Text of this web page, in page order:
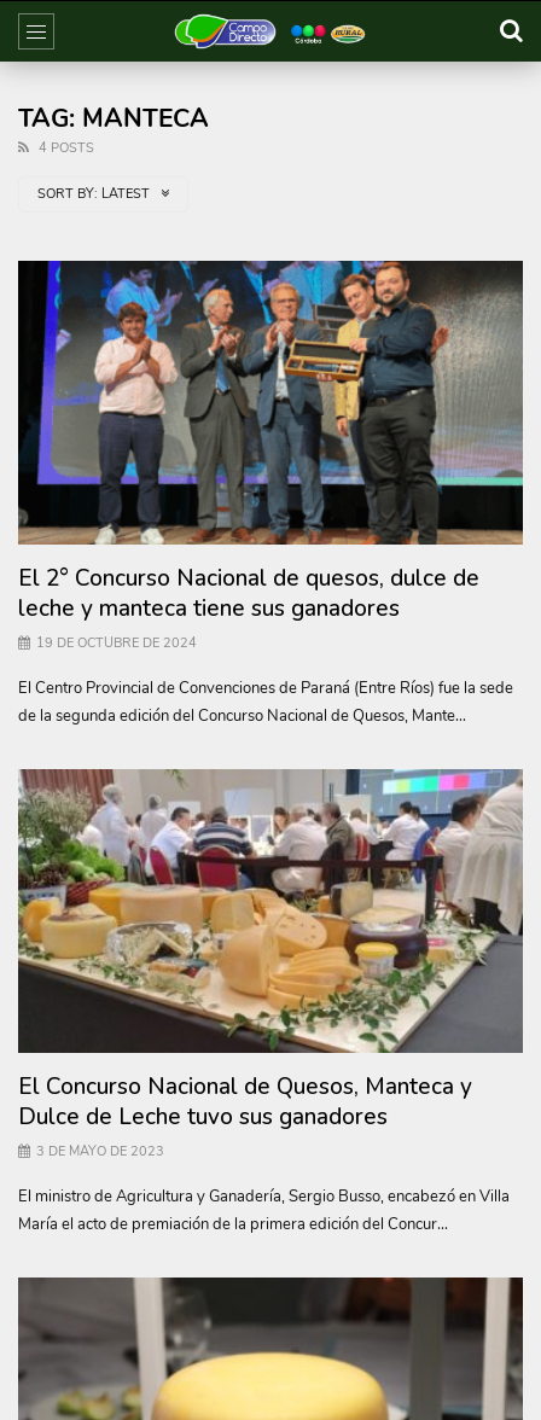
TAG: MANTECA
4 POSTS
SORT BY: LATEST
El 2° Concurso Nacional de quesos, dulce de
leche y manteca tiene sus ganadores
19 DE OCTUBRE DE 2024
El Centro Provincial de Convenciones de Paraná (Entre Ríos) fue la sede
de la segunda edición del Concurso Nacional de Quesos, Mante...
El Concurso Nacional de Quesos, Manteca y
Dulce de Leche tuvo sus ganadores
3 DE MAYO DE 2023
El ministro de Agricultura y Ganadería, Sergio Busso, encabezó en Villa
María el acto de premiación de la primera edición del Concur...